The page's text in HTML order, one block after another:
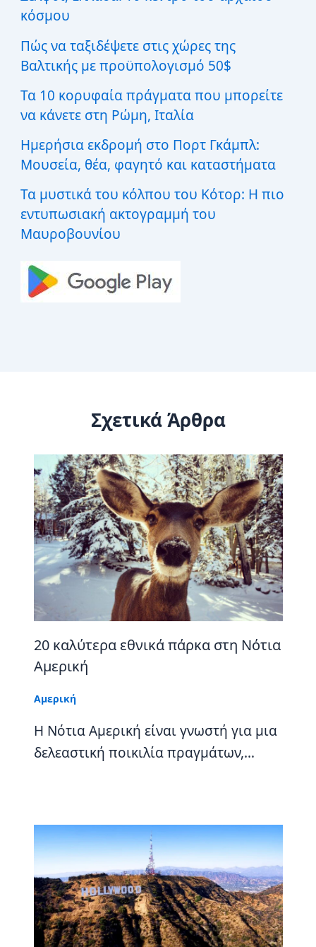
η
γ
α
:
κόσμου
Πώς να ταξιδέψετε στις χώρες της
Βαλτικής με προϋπολογισμό 50$
Τα 10 κορυφαία πράγματα που μπορείτε
να κάνετε στη Ρώμη, Ιταλία
Ημερήσια εκδρομή στο Πορτ Γκάμπλ:
Μουσεία, θέα, φαγητό και καταστήματα
Τα μυστικά του κόλπου του Κότορ: Η πιο
εντυπωσιακή ακτογραμμή του
Μαυροβουνίου
Σχετικά Άρθρα
20 καλύτερα εθνικά πάρκα στη Νότια
Αμερική
Αμερική
Η Νότια Αμερική είναι γνωστή για μια
δελεαστική ποικιλία πραγμάτων,…